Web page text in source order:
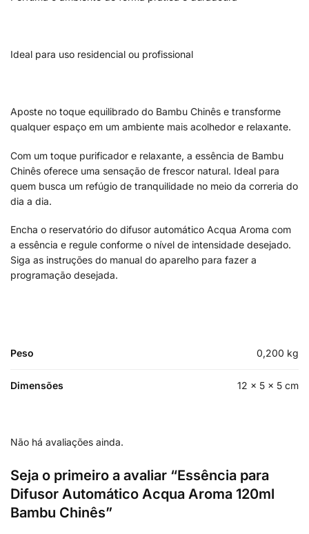
Ideal para uso residencial ou profissional
Aposte no toque equilibrado do Bambu Chinês e transforme
qualquer espaço em um ambiente mais acolhedor e relaxante.
Com um toque purificador e relaxante, a essência de Bambu
Chinês oferece uma sensação de frescor natural. Ideal para
quem busca um refúgio de tranquilidade no meio da correria do
dia a dia.
Encha o reservatório do difusor automático Acqua Aroma com
a essência e regule conforme o nível de intensidade desejado.
Siga as instruções do manual do aparelho para fazer a
programação desejada.
Peso 0,200 kg
Dimensões 12 × 5 × 5 cm
Não há avaliações ainda.
Seja o primeiro a avaliar “Essência para
Difusor Automático Acqua Aroma 120ml
Bambu Chinês”